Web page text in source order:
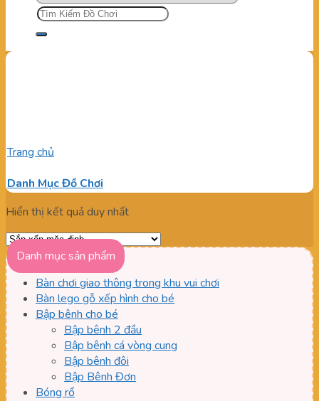
Tìm
kiếm:
Trang chủ
Danh Mục Đồ Chơi
Hiển thị kết quả duy nhất
Danh mục sản phẩm
Bàn chơi giao thông trong khu vui chơi
Bàn lego gỗ xếp hình cho bé
Bập bênh cho bé
Bập bênh 2 đầu
Bập bênh cá vòng cung
Bập bênh đôi
Bập Bênh Đơn
Bóng rổ